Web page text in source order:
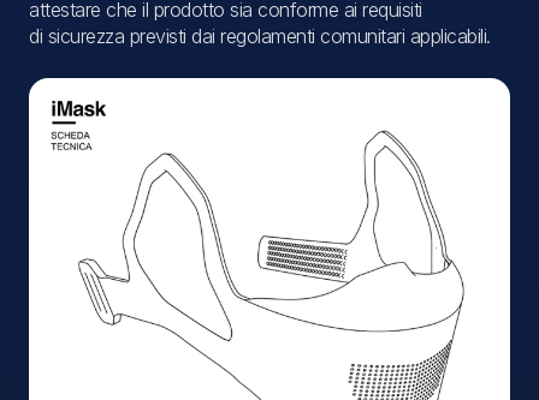
attestare che il prodotto sia conforme ai requisiti
di sicurezza previsti dai regolamenti comunitari applicabili.